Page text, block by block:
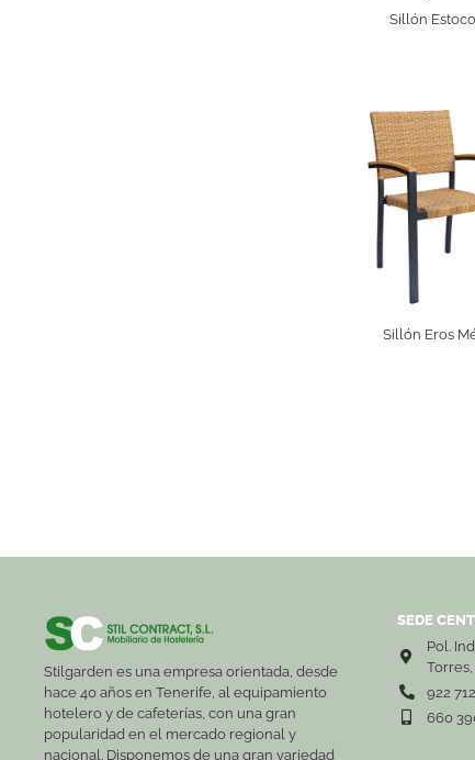
Sillón
Sillón Eros
Stilgarden es una empresa orientada, desde
hace 40 años en Tenerife, al equipamiento
hotelero y de cafeterías, con una gran
popularidad en el mercado regional y
nacional. Disponemos de una gran variedad
SEDE
Pol.
922
660